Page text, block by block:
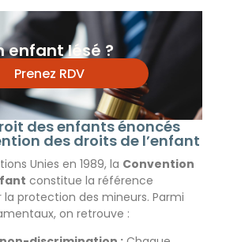
enfant lésé ?
Prenez RDV
des enfants énoncés
des droits de l’enfant
Unies en 1989, la Convention
constitue la référence
protection des mineurs. Parmi
on retrouve :